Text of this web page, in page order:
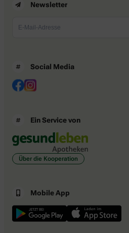
Newsletter
Social Media
Ein Service von
Über die Kooperation
Mobile App